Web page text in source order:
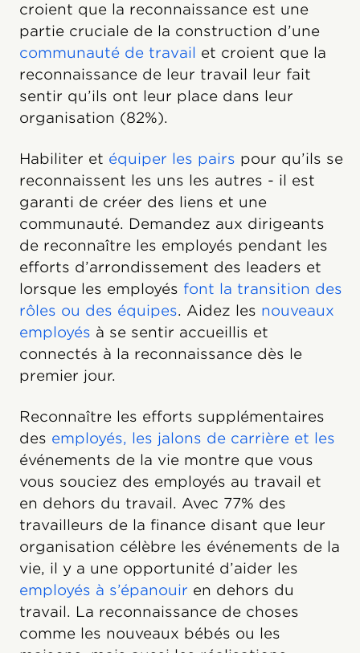
croient que la reconnaissance est une
partie cruciale de la construction d’une
communauté de travail et croient que la
reconnaissance de leur travail leur fait
sentir qu’ils ont leur place dans leur
organisation (82%).
Habiliter et équiper les pairs pour qu’ils se
reconnaissent les uns les autres - il est
garanti de créer des liens et une
communauté. Demandez aux dirigeants
de reconnaître les employés pendant les
efforts d’arrondissement des leaders et
lorsque les employés font la transition des
rôles ou des équipes. Aidez les nouveaux
employés à se sentir accueillis et
connectés à la reconnaissance dès le
premier jour.
Reconnaître les efforts supplémentaires
des employés, les jalons de carrière et les
événements de la vie montre que vous
vous souciez des employés au travail et
en dehors du travail. Avec 77% des
travailleurs de la finance disant que leur
organisation célèbre les événements de la
vie, il y a une opportunité d’aider les
employés à s’épanouir en dehors du
travail. La reconnaissance de choses
comme les nouveaux bébés ou les